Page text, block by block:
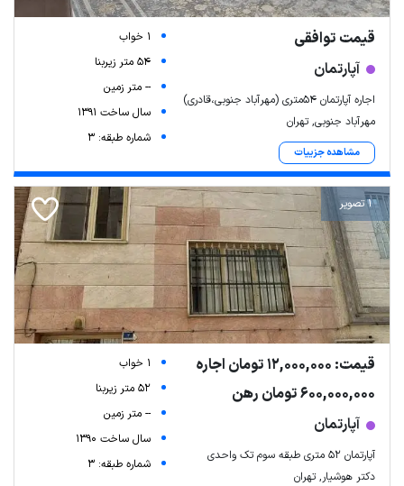
Leaflet | Map data ©
قیمت توافقی
آپارتمان
اجاره آپارتمان ۵۴متری (مهرآباد جنوبی،قادری)
مهرآباد جنوبی, تهران
مشاهده جزییات
1 خواب
54 متر زیربنا
-- متر زمین
سال ساخت 1391
شماره طبقه: 3
1 تصویر
قیمت: 12,000,000 تومان اجاره
600,000,000 تومان رهن
آپارتمان
آپارتمان 52 متری طبقه سوم تک واحدی
دکتر هوشیار, تهران
1 خواب
52 متر زیربنا
-- متر زمین
سال ساخت 1390
شماره طبقه: 3